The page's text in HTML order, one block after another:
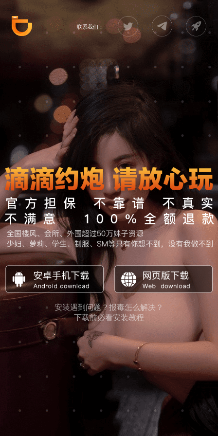
联系我们：
安装遇到问题？报毒怎么解决？
下载前必看安装教程